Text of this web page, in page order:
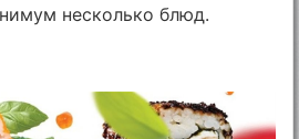
несколько блюд.